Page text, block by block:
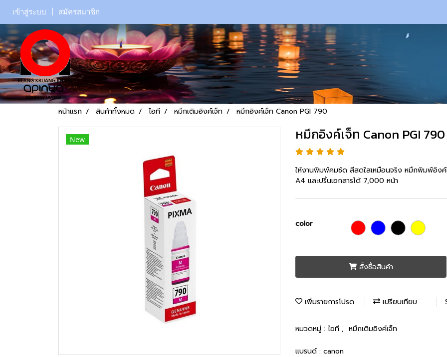
เข้าสู่ระบบ สมัครสมาชิก
หน้าแรก สินค้าทั้งหมด ไอที หมึกเติมอิงค์เจ็ท หมึกอิงค์เจ็ท Canon PGI 790
New หมึกอิงค์เจ็ท Canon PGI 790
ให้งานพิมพ์คมชัด สีสดใสเหมือนจริง หมึกพิมพ์อิง
A4 และปริ้นเอกสารได้ 7,000 หน้า
color
สั่งซื้อสินค้า
เพิ่มรายการโปรด เปรียบเทียบ
หมวดหมู่ : ไอที , หมึกเติมอิงค์เจ็ท
แบรนด์ : canon